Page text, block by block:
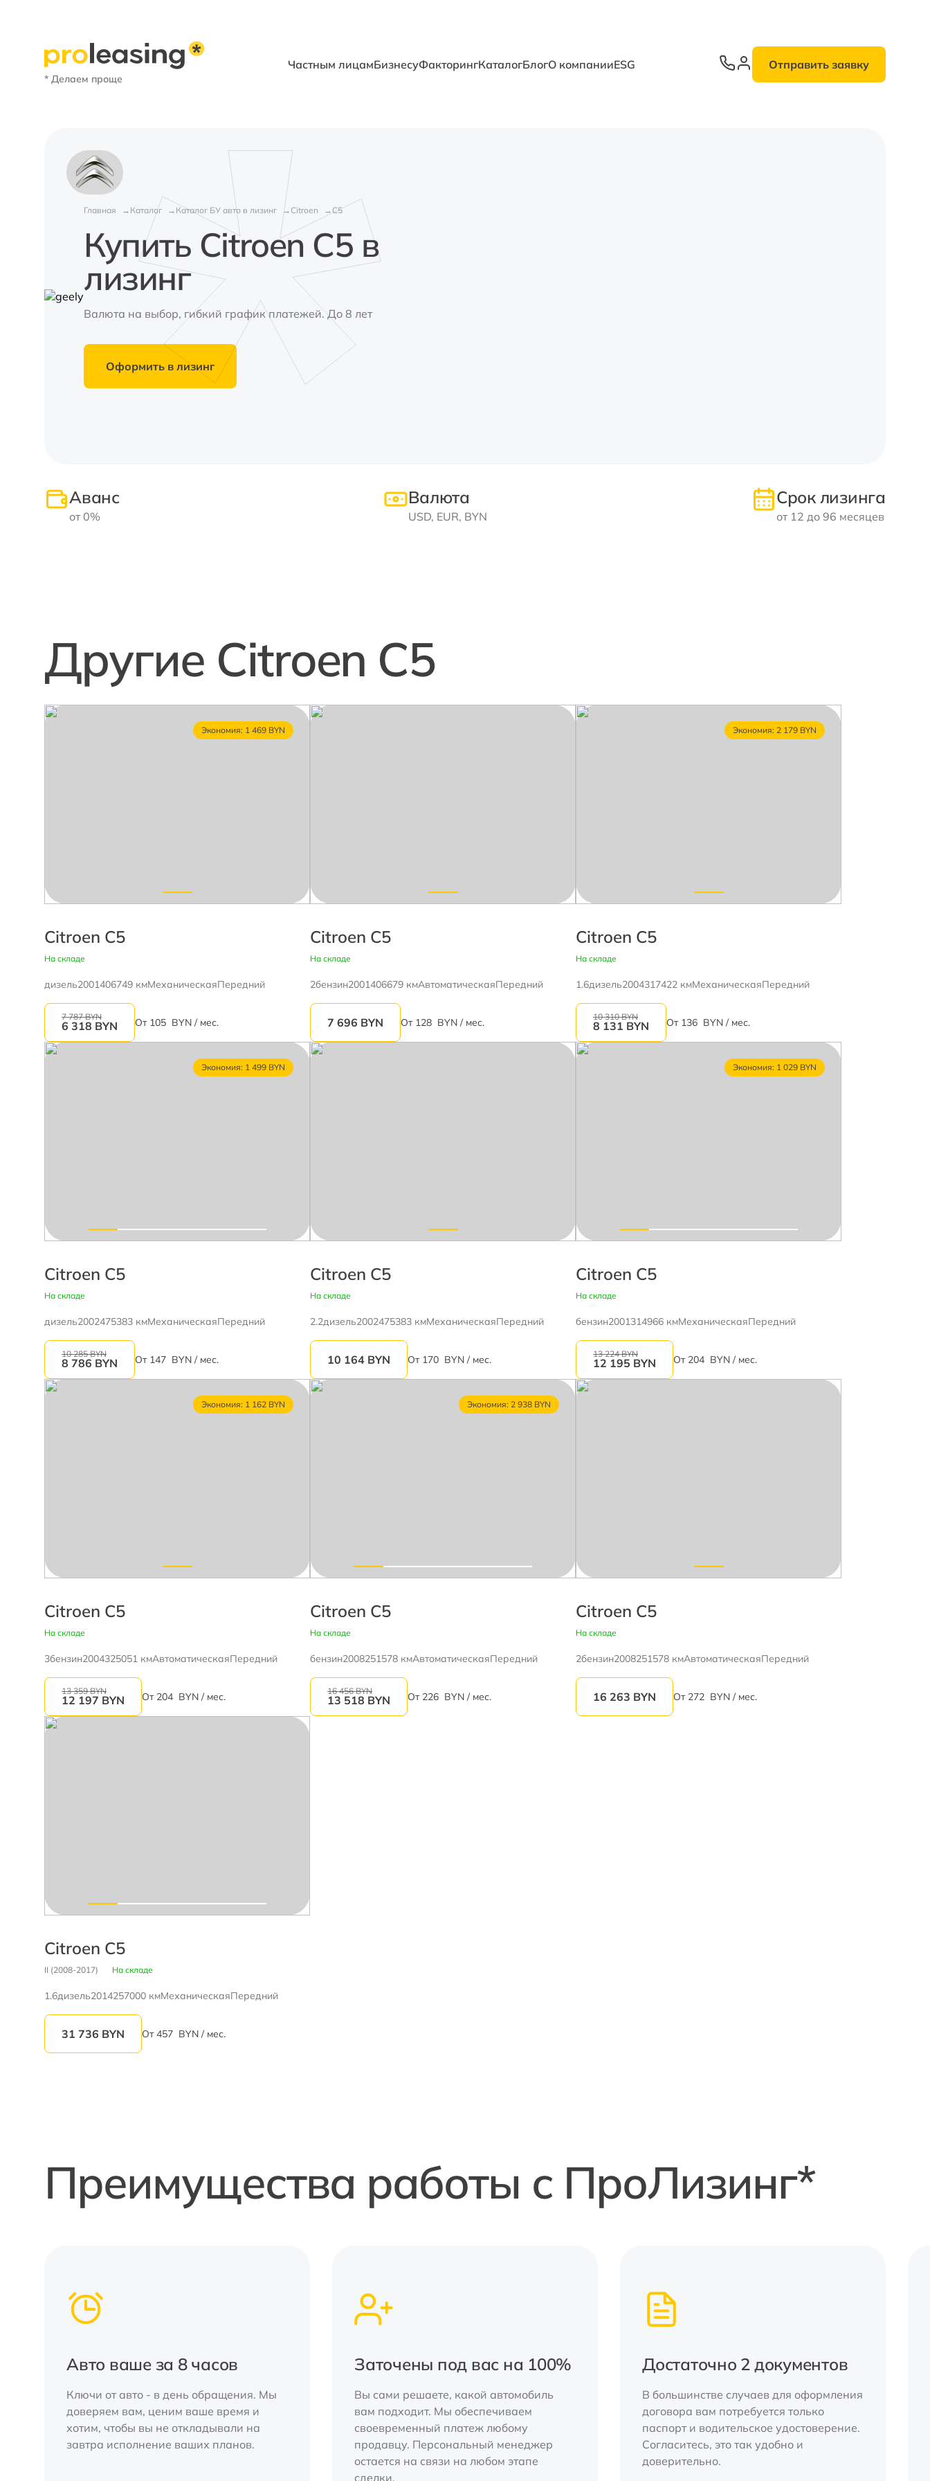
* Делаем проще
Частным лицамБизнесуФакторингКаталогБлогО компанииESG Отправить заявку
Главная Каталог Каталог БУ авто в лизинг Citroen C5
Купить Citroen C5 в
лизинг
Валюта на выбор, гибкий график платежей. До 8 лет
Оформить в лизинг
Аванс
от 0%
Валюта
USD, EUR, BYN
Срок лизинга
от 12 до 96 месяцев
Другие Citroen C5
Экономия: 1 469 BYN
Citroen C5
На складе
дизель2001406749 кмМеханическаяПередний
7 787 BYN
6 318 BYN От 105 BYN / мес.
Citroen C5
На складе
2бензин2001406679 кмАвтоматическаяПередний
7 696 BYN От 128 BYN / мес.
Экономия: 2 179 BYN
Citroen C5
На складе
1.6дизель2004317422 кмМеханическаяПередний
10 310 BYN
8 131 BYN От 136 BYN / мес.
Экономия: 1 499 BYN
Citroen C5
На складе
дизель2002475383 кмМеханическаяПередний
10 285 BYN
8 786 BYN От 147 BYN / мес.
Citroen C5
На складе
2.2дизель2002475383 кмМеханическаяПередний
10 164 BYN От 170 BYN / мес.
Экономия: 1 029 BYN
Citroen C5
На складе
бензин2001314966 кмМеханическаяПередний
13 224 BYN
12 195 BYN От 204 BYN / мес.
Экономия: 1 162 BYN
Citroen C5
На складе
3бензин2004325051 кмАвтоматическаяПередний
13 359 BYN
12 197 BYN От 204 BYN / мес.
Экономия: 2 938 BYN
Citroen C5
На складе
бензин2008251578 кмАвтоматическаяПередний
16 456 BYN
13 518 BYN От 226 BYN / мес.
Citroen C5
На складе
2бензин2008251578 кмАвтоматическаяПередний
16 263 BYN От 272 BYN / мес.
Citroen C5
II (2008-2017) На складе
1.6дизель2014257000 кмМеханическаяПередний
31 736 BYN От457 BYN / мес.
Преимущества работы с ПроЛизинг*
Авто ваше за 8 часов
Ключи от авто - в день обращения. Мы
доверяем вам, ценим ваше время и
хотим, чтобы вы не откладывали на
завтра исполнение ваших планов.
Заточены под вас на 100%
Вы сами решаете, какой автомобиль
вам подходит. Мы обеспечиваем
своевременный платеж любому
продавцу. Персональный менеджер
остается на связи на любом этапе
сделки.
Достаточно 2 документов
В большинстве случаев для оформления
договора вам потребуется только
паспорт и водительское удостоверение.
Согласитесь, это так удобно и
доверительно.